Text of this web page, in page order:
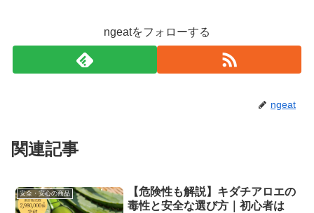
ngeatをフォローする
ngeat
関連記事
安全・安心の商品
【危険性も解説】キダチアロエの
毒性と安全な選び方｜初心者は